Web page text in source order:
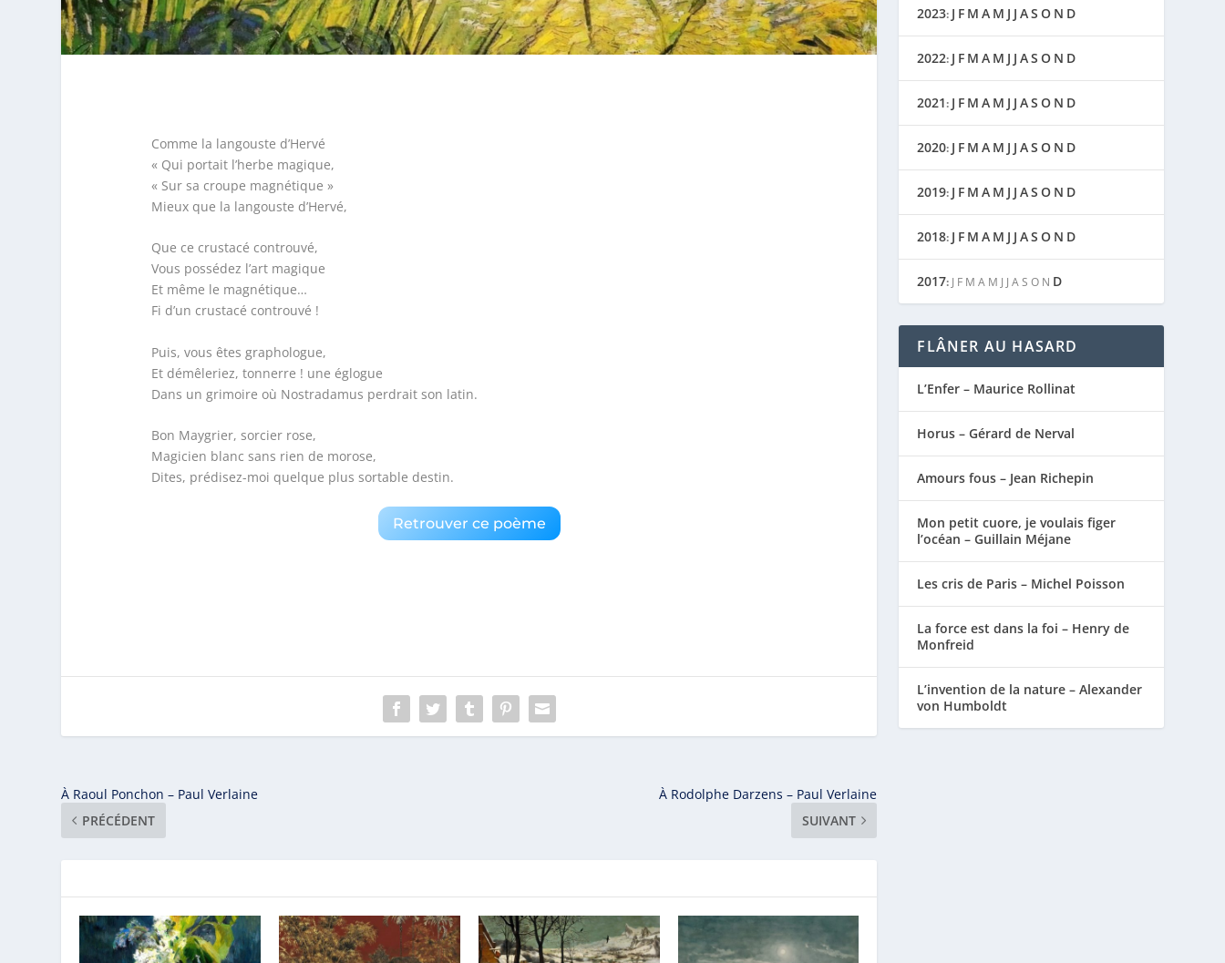
Comme la langouste d’Hervé
« Qui portait l’herbe magique,
« Sur sa croupe magnétique »
Mieux que la langouste d’Hervé,
Que ce crustacé controuvé,
Vous possédez l’art magique
Et même le magnétique…
Fi d’un crustacé controuvé !
Puis, vous êtes graphologue,
Et démêleriez, tonnerre ! une églogue
Dans un grimoire où Nostradamus perdrait son latin.
Bon Maygrier, sorcier rose,
Magicien blanc sans rien de morose,
Dites, prédisez-moi quelque plus sortable destin.
Retrouver ce poème
À Raoul Ponchon – Paul Verlaine
PRÉCÉDENT
À Rodolphe Darzens – Paul Verlaine
SUIVANT
2023: J F M A M J J AS O N D
2022: J F M A M J J AS O N D
2021: J F M A M J J AS O N D
2020: J F M A M J J AS O N D
2019: J F M A M J J AS O N D
2018: J F M A M J J AS O N D
2017: J F M A M J J AS O N D
FLÂNER AU HASARD
L’Enfer – Maurice Rollinat
Horus – Gérard de Nerval
Amours fous – Jean Richepin
Mon petit cuore, je voulais figer
l’océan – Guillain Méjane
Les cris de Paris – Michel Poisson
La force est dans la foi – Henry de
Monfreid
L’invention de la nature – Alexander
von Humboldt